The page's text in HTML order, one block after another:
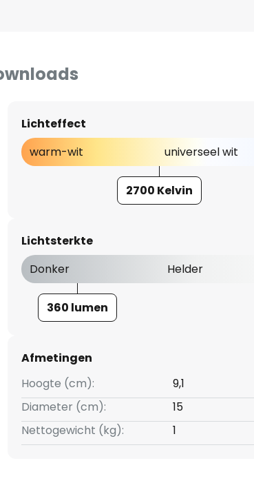
Lichteffect
warm-wit
universeel wit
2700 Kelvin
Lichtsterkte
Donker
Helder
360 lumen
Afmetingen
Hoogte (cm):
9,1
Diameter (cm):
15
Nettogewicht (kg):
1